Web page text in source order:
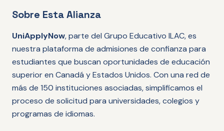
Sobre Esta Alianza
UniApplyNow, parte del Grupo Educativo ILAC, es
nuestra plataforma de admisiones de confianza para
estudiantes que buscan oportunidades de educación
superior en Canadá y Estados Unidos. Con una red de
más de 150 instituciones asociadas, simplificamos el
proceso de solicitud para universidades, colegios y
programas de idiomas.